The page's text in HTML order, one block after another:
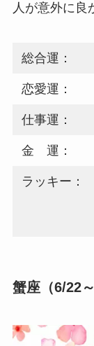
人が意外に良
総合運：
恋愛運：
仕事運：
金 運：
ラッキー：
蟹座（6/22